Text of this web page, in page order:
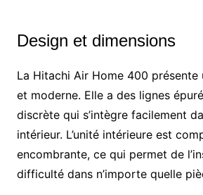
Design et dimensions
La Hitachi Air Home 400 présente
et moderne. Elle a des lignes
discrète qui s’intègre facilement
intérieur. L’unité intérieure est
encombrante, ce qui permet de
difficulté dans n’importe quelle